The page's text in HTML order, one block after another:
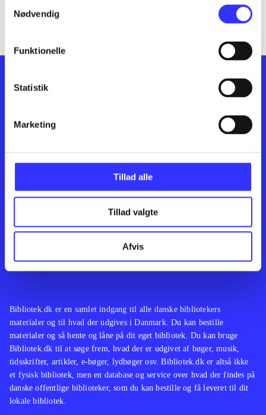
Nødvendig
Funktionelle
Statistik
Marketing
Tillad alle
Tillad valgte
Afvis
lorem ipsum dolor sit amet ...
Feedback
Bibliotek.dk er en samlet indgang til alle danske bibliotekers
materialer og til hvad der udgives i Danmark. Du kan bestille
materialer og så hente og låne på dit eget bibliotek. Du kan bruge
Bibliotek.dk til at søge frem, hvad der er udgivet af bøger, musik,
tidsskrifter, artikler, e-bøger, lydbøger osv. Bibliotek.dk er altså ikke
et fysisk bibliotek, men en database og service over hvad der findes på
danske offentlige biblioteker, som du kan bestille og få leveret til dit
lokale bibliotek.
Kontakt os
English
Artikler
Film
Musik
Noder